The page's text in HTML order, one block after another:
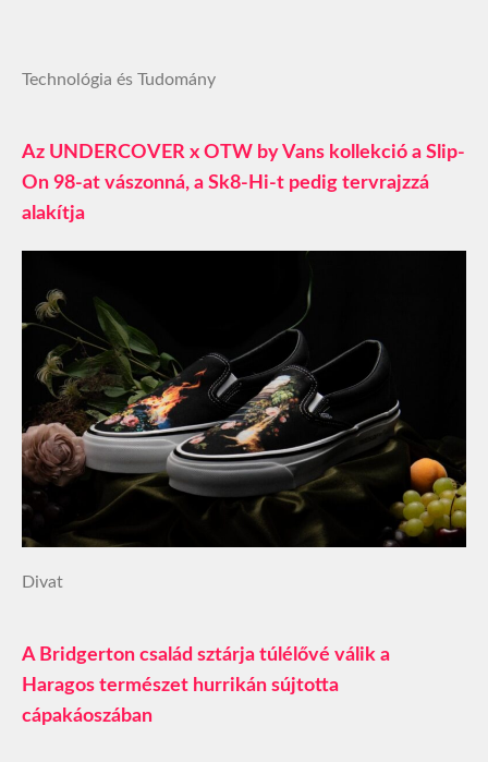
Technológia és Tudomány
Az UNDERCOVER x OTW by Vans kollekció a Slip-
On 98-at vászonná, a Sk8-Hi-t pedig tervrajzzá
alakítja
Divat
A Bridgerton család sztárja túlélővé válik a
Haragos természet hurrikán sújtotta
cápakáoszában